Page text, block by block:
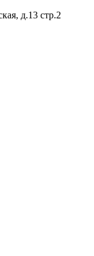
д.13 стр.2